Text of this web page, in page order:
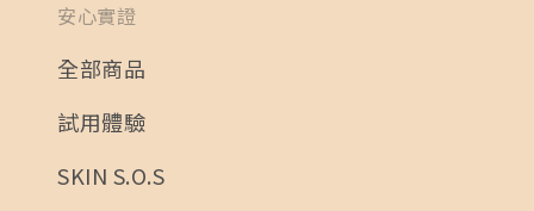
安心實證
全部商品
試用體驗
SKIN S.O.S